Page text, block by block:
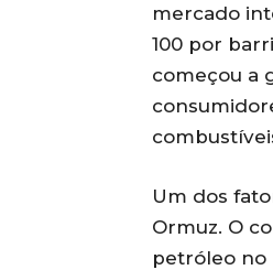
mercado
100 por
começou a
Um dos
Ormuz. O
petróleo no